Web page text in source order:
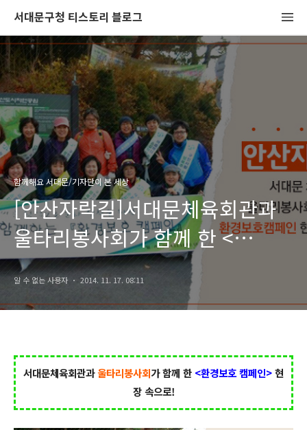
서대문구청 티스토리 블로그
함께해요 서대문/기자단이 본 세상
[안산자락길]서대문체육회관과
울타리봉사회가 함께 한 <
환경보호캠페인> 현장 속으로!
알 수 없는 사용자 2014. 11. 17. 08:11
서대문체육회관과울타리봉사회가 함께 한 <환경보호 캠페인>현
장 속으로!